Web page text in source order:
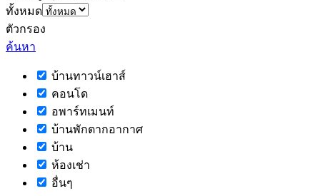
ทั้งหมด
ตัวกรอง
ค้นหา
บ้านทาวน์เฮาส์
คอนโด
อพาร์ทเมนท์
บ้านพักตากอากาศ
บ้าน
ห้องเช่า
อื่นๆ